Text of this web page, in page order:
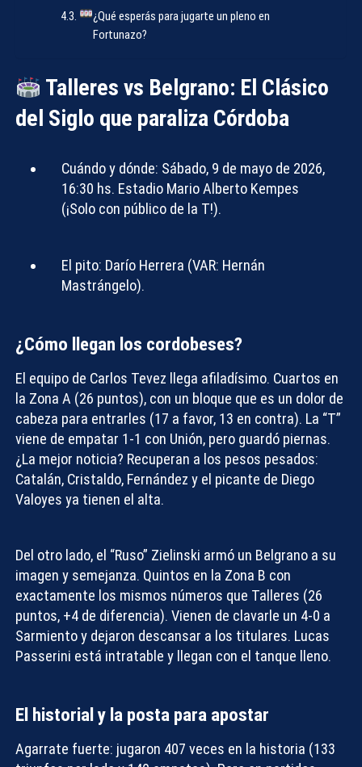
¿Qué esperás para jugarte un pleno en
Fortunazo?
Talleres vs Belgrano: El Clásico
del Siglo que paraliza Córdoba
Cuándo y dónde: Sábado, 9 de mayo de 2026,
16:30 hs. Estadio Mario Alberto Kempes
(¡Solo con público de la T!).
El pito: Darío Herrera (VAR: Hernán
Mastrángelo).
¿Cómo llegan los cordobeses?
El equipo de Carlos Tevez llega afiladísimo. Cuartos en
la Zona A (26 puntos), con un bloque que es un dolor de
cabeza para entrarles (17 a favor, 13 en contra). La “T”
viene de empatar 1-1 con Unión, pero guardó piernas.
¿La mejor noticia? Recuperan a los pesos pesados:
Catalán, Cristaldo, Fernández y el picante de Diego
Valoyes ya tienen el alta.
Del otro lado, el “Ruso” Zielinski armó un Belgrano a su
imagen y semejanza. Quintos en la Zona B con
exactamente los mismos números que Talleres (26
puntos, +4 de diferencia). Vienen de clavarle un 4-0 a
Sarmiento y dejaron descansar a los titulares. Lucas
Passerini está intratable y llegan con el tanque lleno.
El historial y la posta para apostar
Agarrate fuerte: jugaron 407 veces en la historia (133